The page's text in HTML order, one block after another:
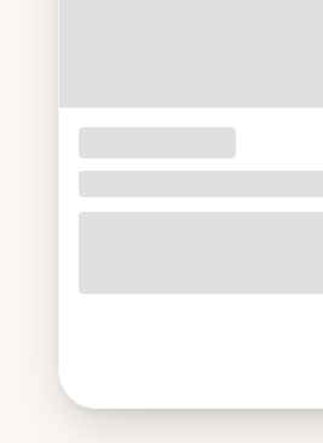
JEDNORAZOWE
lukru
sztywniejsza od plastikowej, nie do